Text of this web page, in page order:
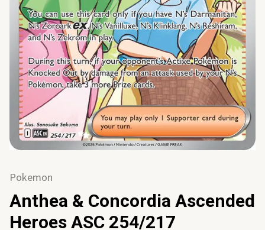
Pokemon
Anthea & Concordia Ascended
Heroes ASC 254/217